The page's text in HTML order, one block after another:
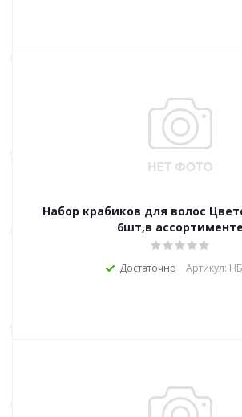
Набор крабиков для волос
6шт,в ассортименте
Достаточно Артикул: